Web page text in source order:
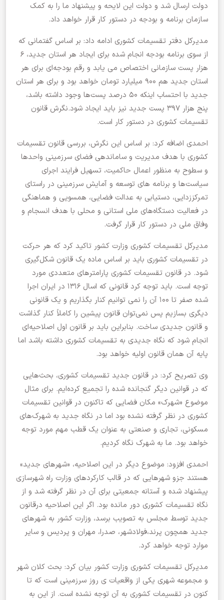
دولت ارسال شد و دولت این لایحه و پیشنهاد ما را به کمک
سازمان برنامه و بودجه در دستور کار قرار خواهد داد.
مدیرکل دفتر تقسیمات کشوری ادامه داد: بر اساس گفتمانی که
از سوی برنامه بودجه انجام شده برای ایجاد هر استان جدید، ۶
هزار پست سازمانی اختصاص می یابد و رقم بودجه‌ای برای هر
استان جدید هم ۹۰۰ میلیارد تومان خواهد بود و برای هر استان
جدید با احتساب اینکه ۵۰ درصد پست‌ها وجود داشته باشد،
پنج هزار ۳۹۷ پست جدید نیز باید ایجاد شود.نگرش قانون
تقسیمات کشوری در دستور کار است.
احمدی اضافه کرد: بر اساس این نگرش، بررسی قانون تقسیمات
کشوری با هدف مدیریت و ساماندهی فضای سرزمینی واحدها
و سطوح به منظور اعمال حاکمیت، تسهیل فرایند اجرای
سیاست‌ها و برنامه های توسعه و آمایش سرزمینی در راستای
تمرکززدایی، دستیابی به عدالت فضایی، همسویی و هماهنگی
در فعالیت دستگاه‌های ملی استانی و محلی با هدف انسجام و
وفاق ملی در دستور کار قرار گرفت.
مدیرکل تقسیمات کشوری وزارت کشور تاکید کرد که هر حرکت
در تقسیمات کشوری باید بر اساس ماده یک قانون شکل‌گیری
شود. در قانون تقسیمات کشوری پارامترهای متعددی مورد
توجه است. باید توجه کرد قانونی که اسال ۱۳۱۶ در ایران اجرا
شده صفر تا ۱۰۰ آن را نمی توانیم کنار بگذاریم و یک قانونی
دیگری بسازیم پس نمی‌توان قانون پیشین را کاملاً کنار گذاشت
و قانون جدیدی ساخت. بنابراین باید بر قانون اول اصلاحیه‌ای
انجام شود که نگاه جدیدی به تقسیمات کشوری داشته باشد اما
پایه آن همان قانون اولیه خواهد بود.
وی تصریح کرد: در قانون جدید تقسیمات کشوری، بحث‌هایی
که در قوانین دیگر گنجانده شده را تجمیع کرده‌ایم. برای مثال
موضوع «شهرک» مکان فضایی که تاکنون در قوانین تقسیمات
کشوری در نظر گرفته نشده بود اما در نگاه جدید به شهرک‌های
مسکونی، تجاری و صنعتی به عنوان یک قطب مهم مورد توجه
خواهد بود. ما به شهرک نگاه کردیم.
احمدی افزود: موضوع دیگر در این اصلاحیه، «شهرهای جدید»
هستند جزو شهرهایی که در قالب کارکردهای وزارت راه شهرسازی
پیشنهاد شده و آستانه جمعیتی برای آن در نظر گرفته شد و از
نگاه تقسیمات کشوری دور مانده بود. اگر این اصلاحیه درقانون
جدید توسط مجلس به تصویب برسد، وزارت کشور به شهرهای
جدید همچون پرند،فولادشهر، صدرا، مهران و پردیس و سایر
موارد توجه خواهد کرد.
مدیرکل تقسیمات کشوری وزارت کشور بیان کرد: بحث کلان ‌شهر
و مجموعه شهری یکی از واقعیات ی روز سرزمینی است که تا
کنون در تقسیمات کشوری به آن توجه نشده است. از این به